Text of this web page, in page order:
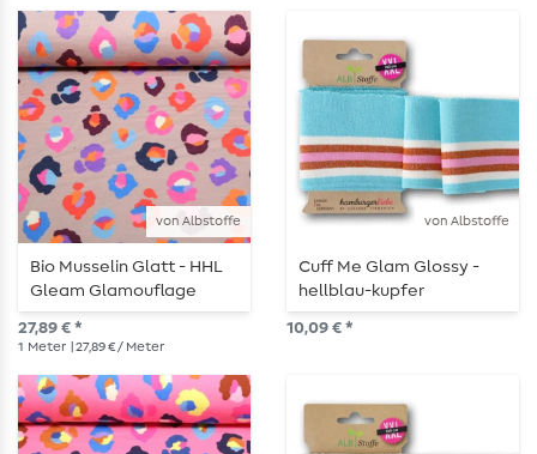
von Albstoffe
Bio Musselin Glatt - HHL
Gleam Glamouflage
Sand
27,89 € *
1 Meter | 27,89 € / Meter
von Albstoffe
Cuff Me Glam Glossy -
hellblau-kupfer
10,09 € *